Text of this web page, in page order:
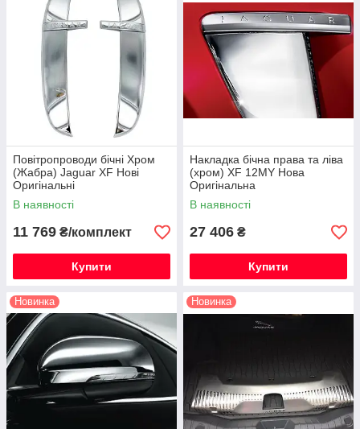
Повітропроводи бічні Хром
(Жабра) Jaguar XF Нові
Оригінальні
В наявності
11 769 ₴/комплект
Купити
Накладка бічна права та ліва
(хром) XF 12MY Нова
Оригінальна
В наявності
27 406 ₴
Купити
Новинка Новинка